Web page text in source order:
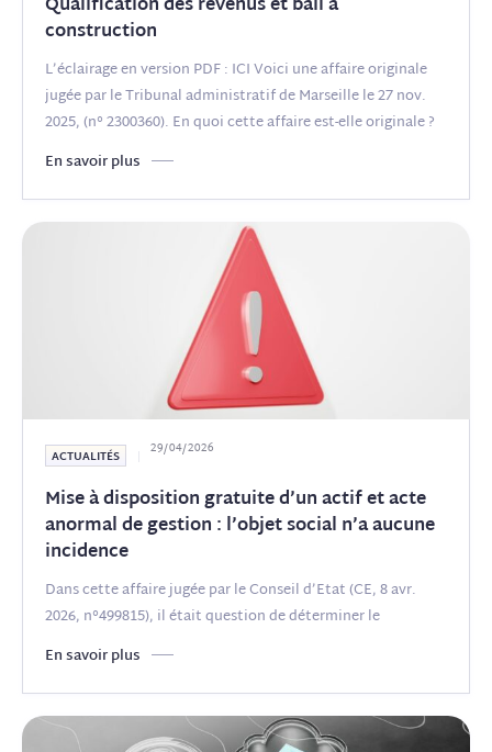
construction
L’éclairage en version PDF : ICI Voici une affaire originale
jugée par le Tribunal administratif de Marseille le 27 nov.
2025, (n° 2300360). En quoi cette affaire est-elle originale ?
Parce qu’elle met en scène une SCI preneuse d’un bail a
En savoir plus
ACTUALITÉS 29/04/2026
Mise à disposition gratuite d’un actif et acte
anormal de gestion : l’objet social n’a aucune
incidence
Dans cette affaire jugée par le Conseil d’Etat (CE, 8 avr.
2026, n°499815), il était question de déterminer le
périmètre
(...)
En savoir plus